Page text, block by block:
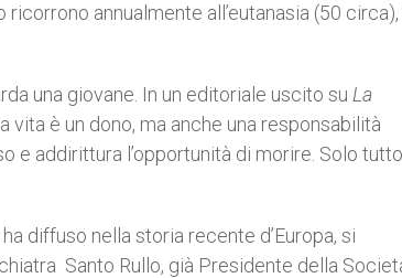
annualmente all’eutanasia (50 circa),
una giovane. In un editoriale uscito su La
è un dono, ma anche una responsabilità
e addirittura l’opportunità di morire. Solo tutto
diffuso nella storia recente d’Europa, si
Santo Rullo, già Presidente della